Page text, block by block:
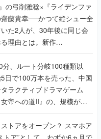
の弓削雅稔×『ライデンファ
藤貴幸──かつて縦シュー全
た2人が、30年後に同じ会
理由とは。新作
』で初タッグを組
2人に訊く開発秘話
、ルート分岐100種類以
5日で100万本を売った、中国
ラクティブドラマゲーム
女帝への道II』の、規模が違
ロデューサーに聞いた
をオープン？ スマホア
トア”として、わずか6ヵ月で